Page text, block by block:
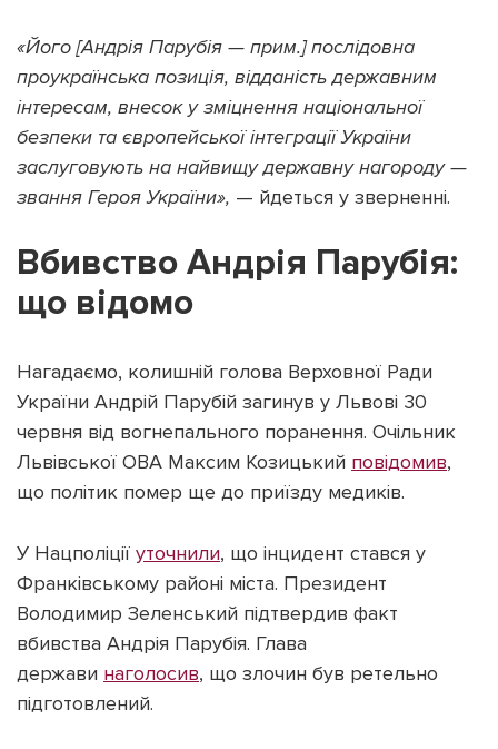
«Його [Андрія Парубія — прим.] послідовна
проукраїнська позиція, відданість державним
інтересам, внесок у зміцнення національної
безпеки та європейської інтеграції України
заслуговують на найвищу державну нагороду —
звання Героя України», — йдеться у зверненні.
Вбивство Андрія Парубія:
що відомо
Нагадаємо, колишній голова Верховної Ради
України Андрій Парубій загинув у Львові 30
червня від вогнепального поранення. Очільник
Львівської ОВА Максим Козицький повідомив,
що політик помер ще до приїзду медиків.
У Нацполіції уточнили, що інцидент стався у
Франківському районі міста. Президент
Володимир Зеленський підтвердив факт
вбивства Андрія Парубія. Глава
держави наголосив, що злочин був ретельно
підготовлений.